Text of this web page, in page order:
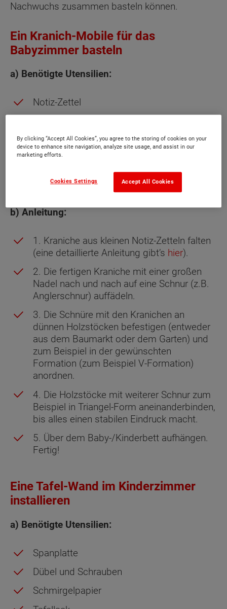
Nachwuchs zusammen basteln können.
Ein Kranich-Mobile für das
Babyzimmer basteln
a) Benötigte Utensilien:
Notiz-Zettel
Schnur
Dünne Holzstöcke
b) Anleitung:
1. Kraniche aus kleinen Notiz-Zetteln falten
(eine detaillierte Anleitung gibt’s hier).
2. Die fertigen Kraniche mit einer großen
Nadel nach und nach auf eine Schnur (z.B.
Anglerschnur) auffädeln.
3. Die Schnüre mit den Kranichen an
dünnen Holzstöcken befestigen (entweder
aus dem Baumarkt oder dem Garten) und
zum Beispiel in der gewünschten
Formation (zum Beispiel V-Formation)
anordnen.
4. Die Holzstöcke mit weiterer Schnur zum
Beispiel in Triangel-Form aneinanderbinden,
bis alles einen stabilen Eindruck macht.
5. Über dem Baby-/Kinderbett aufhängen.
Fertig!
Eine Tafel-Wand im Kinderzimmer
installieren
a) Benötigte Utensilien:
Spanplatte
Dübel und Schrauben
Schmirgelpapier
By clicking “Accept All Cookies”, you agree to the storing of cookies on your
device to enhance site navigation, analyze site usage, and assist in our
marketing efforts.
Accept All Cookies
Cookies Settings